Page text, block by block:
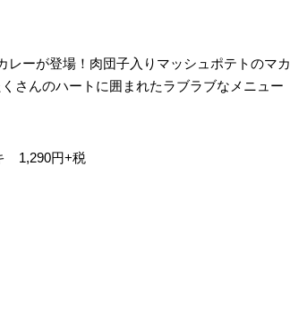
レーが登場！肉団子入りマッシュポテトのマカ
さんのハートに囲まれたラブラブなメニュー
1,290円+税